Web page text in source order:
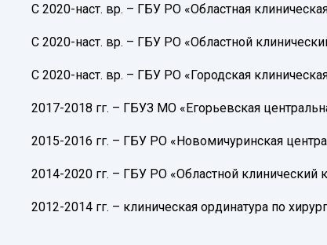
С 2020-наст. вр. – ГБУ РО «Областная
С 2020-наст. вр. – ГБУ РО «Областной
С 2020-наст. вр. – ГБУ РО «Городская
2017-2018 гг. – ГБУЗ МО «Егорьевская
2015-2016 гг. – ГБУ РО «Новомичуринская
2014-2020 гг. – ГБУ РО «Областной клинический
2012-2014 гг. – клиническая ординатура по